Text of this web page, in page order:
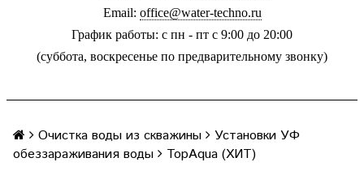
Email: office@water-techno.ru
График работы: с пн - пт с 9:00 до 20:00
(суббота, воскресенье по предварительному звонку)
Очистка воды из скважины
Установки УФ
обеззараживания воды
TopAqua (ХИТ)